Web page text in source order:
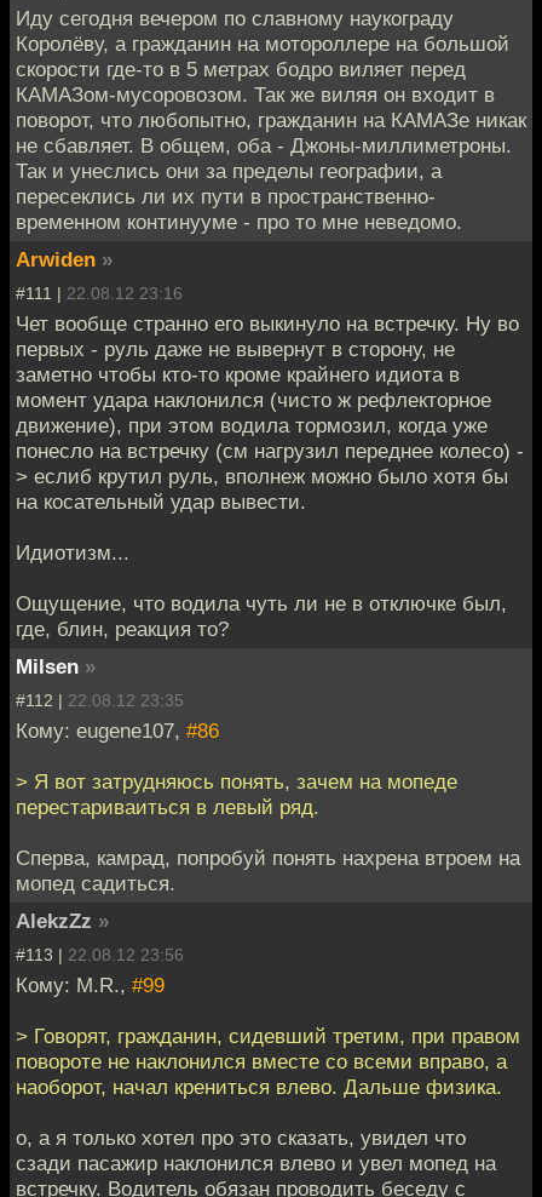
Иду сегодня вечером по славному наукограду
Королёву, а гражданин на мотороллере на большой
скорости где-то в 5 метрах бодро виляет перед
КАМАЗом-мусоровозом. Так же виляя он входит в
поворот, что любопытно, гражданин на КАМАЗе никак
не сбавляет. В общем, оба - Джоны-миллиметроны.
Так и унеслись они за пределы географии, а
пересеклись ли их пути в пространственно-
временном континууме - про то мне неведомо.
Arwiden »
#111 | 22.08.12 23:16
Чет вообще странно его выкинуло на встречку. Ну во
первых - руль даже не вывернут в сторону, не
заметно чтобы кто-то кроме крайнего идиота в
момент удара наклонился (чисто ж рефлекторное
движение), при этом водила тормозил, когда уже
понесло на встречку (см нагрузил переднее колесо) -
> еслиб крутил руль, вполнеж можно было хотя бы
на косательный удар вывести.
Идиотизм...
Ощущение, что водила чуть ли не в отключке был,
где, блин, реакция то?
Milsen »
#112 | 22.08.12 23:35
Кому: eugene107, #86
> Я вот затрудняюсь понять, зачем на мопеде
перестариваиться в левый ряд.
Сперва, камрад, попробуй понять нахрена втроем на
мопед садиться.
AlekzZz »
#113 | 22.08.12 23:56
Кому: M.R., #99
> Говорят, гражданин, сидевший третим, при правом
повороте не наклонился вместе со всеми вправо, а
наоборот, начал крениться влево. Дальше физика.
о, а я только хотел про это сказать, увидел что
сзади пасажир наклонился влево и увел мопед на
встречку. Водитель обязан проводить беседу с